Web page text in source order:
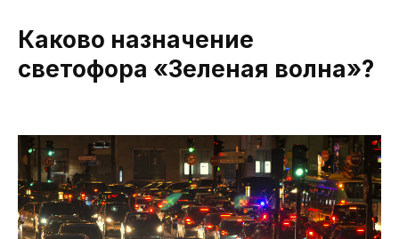
Каково назначение
светофора «Зеленая волна»?